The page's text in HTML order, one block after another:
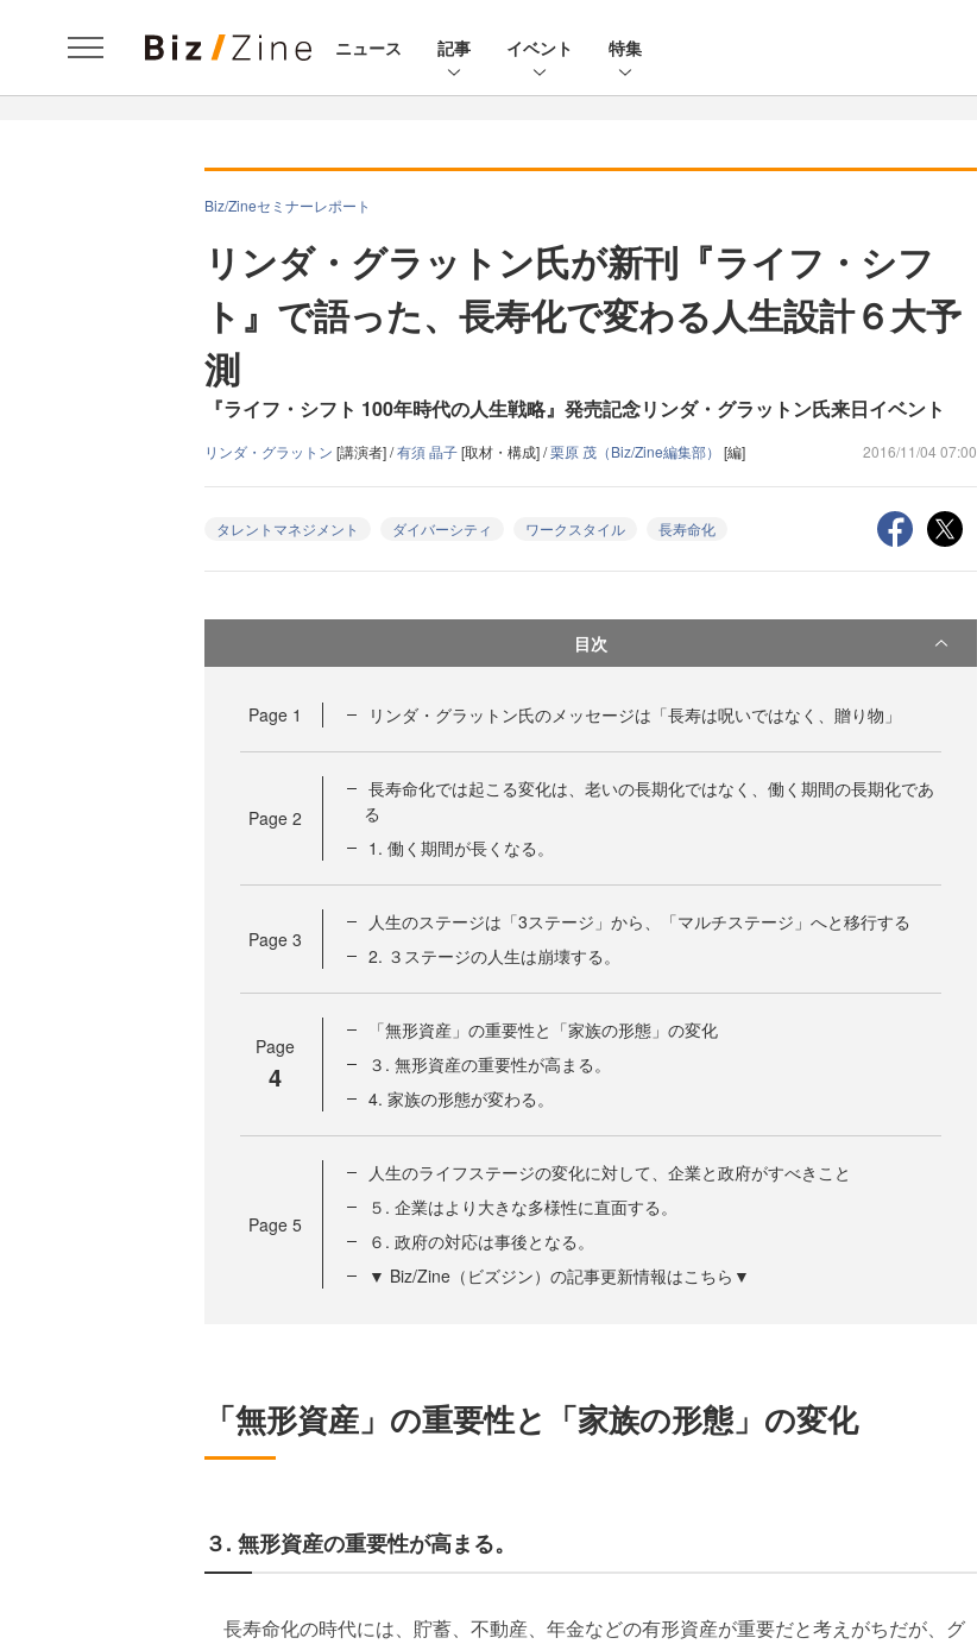
ニュース 記事 イベント 特集
Biz/Zineセミナーレポート
リンダ・グラットン氏が新刊『ライフ・シフ
ト』で語った、長寿化で変わる人生設計６大予
測
『ライフ・シフト 100年時代の人生戦略』発売記念リンダ・グラットン氏来日イベント
リンダ・グラットン [講演者] /有須 晶子[取材・構成] /栗原 茂（Biz/Zine編集部） [編] 2016/11/04 07:00
タレントマネジメント ダイバーシティ ワークスタイル 長寿命化
目次
Page 1 リンダ・グラットン氏のメッセージは「長寿は呪いではなく、贈り物」
Page 2
長寿命化では起こる変化は、老いの長期化ではなく、働く期間の長期化であ
る
1. 働く期間が長くなる。
Page 3
人生のステージは「3ステージ」から、「マルチステージ」へと移行する
2. ３ステージの人生は崩壊する。
Page
4
「無形資産」の重要性と「家族の形態」の変化
３. 無形資産の重要性が高まる。
4. 家族の形態が変わる。
Page 5
人生のライフステージの変化に対して、企業と政府がすべきこと
５. 企業はより大きな多様性に直面する。
６. 政府の対応は事後となる。
▼ Biz/Zine（ビズジン）の記事更新情報はこちら▼
「無形資産」の重要性と「家族の形態」の変化
３. 無形資産の重要性が高まる。
長寿命化の時代には、貯蓄、不動産、年金などの有形資産が重要だと考えがちだが、グ